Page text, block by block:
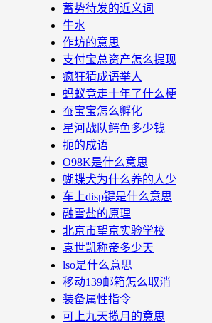
蓄势待发的近义词
牛水
作坊的意思
支付宝总资产怎么提现
疯狂猜成语举人
蚂蚁竞走十年了什么梗
蚕宝宝怎么孵化
星河战队鳄鱼多少钱
扼的成语
O98K是什么意思
蝴蝶犬为什么养的人少
车上disp键是什么意思
融雪盐的原理
北京市望京实验学校
袁世凯称帝多少天
lso是什么意思
移动139邮箱怎么取消
装备属性指令
可上九天揽月的意思